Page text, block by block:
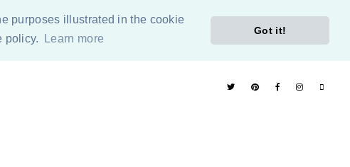
purposes illustrated in the cookie
policy.
Learn more
Got it!